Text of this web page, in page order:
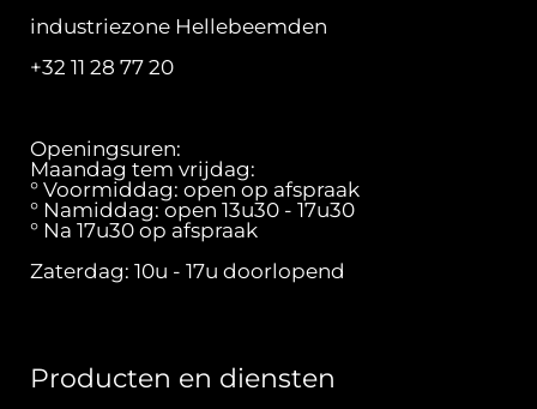
industriezone Hellebeemden
+32 11 28 77 20
Openingsuren:
Maandag tem vrijdag:
° Voormiddag: open op afspraak
° Namiddag: open 13u30 - 17u30
° Na 17u30 op afspraak
Zaterdag: 10u - 17u doorlopend
Producten en diensten